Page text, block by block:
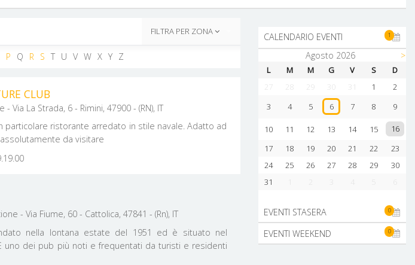
FILTRA PER ZONA
RIMINI
CATTOLICA
P Q R S T U V W X Y Z
CLUB
Via La Strada, 6 - Rimini, 47900 - (RN), IT
particolare ristorante arredato in stile navale. Adatto ad
da visitare
- Via Fiume, 60 - Cattolica, 47841 - (Rn), IT
nella lontana estate del 1951 ed è situato nel
uno dei pub più noti e frequentati da turisti e residenti
CALENDARIO EVENTI 1
Agosto 2026 >
L M M G V S
D
27
28 30 31 1
2
3
4 5 6 7 8 9
10 11 12 13 14 15
16
17
18 19 20 21 22
23
24
25 26 27 28 29
30
31
EVENTI STASERA 0
EVENTI WEEKEND 0